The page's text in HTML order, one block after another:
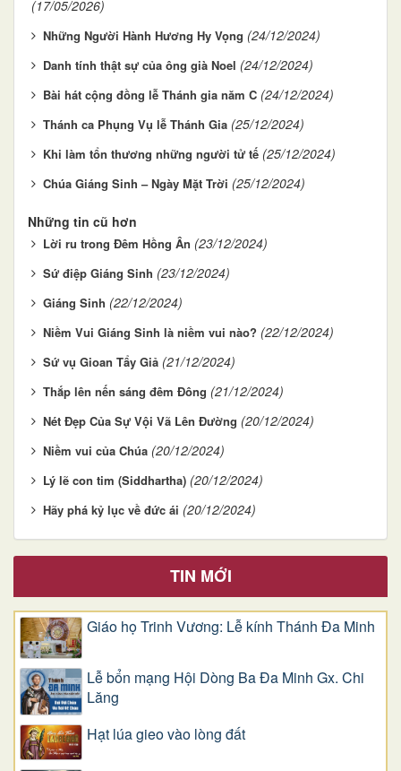
(17/05/2026)
Những Người Hành Hương Hy Vọng (24/12/2024)
Danh tính thật sự của ông già Noel (24/12/2024)
Bài hát cộng đồng lễ Thánh gia năm C (24/12/2024)
Thánh ca Phụng Vụ lễ Thánh Gia (25/12/2024)
Khi làm tổn thương những người tử tế (25/12/2024)
Chúa Giáng Sinh – Ngày Mặt Trời (25/12/2024)
Những tin cũ hơn
Lời ru trong Đêm Hồng Ân (23/12/2024)
Sứ điệp Giáng Sinh (23/12/2024)
Giáng Sinh (22/12/2024)
Niềm Vui Giáng Sinh là niềm vui nào? (22/12/2024)
Sứ vụ Gioan Tẩy Giả (21/12/2024)
Thắp lên nến sáng đêm Đông (21/12/2024)
Nét Đẹp Của Sự Vội Vã Lên Đường (20/12/2024)
Niềm vui của Chúa (20/12/2024)
Lý lẽ con tim (Siddhartha) (20/12/2024)
Hãy phá kỷ lục về đức ái (20/12/2024)
TIN MỚI
Giáo họ Trinh Vương: Lễ kính Thánh Đa Minh
Lễ bổn mạng Hội Dòng Ba Đa Minh Gx. Chi
Lăng
Hạt lúa gieo vào lòng đất